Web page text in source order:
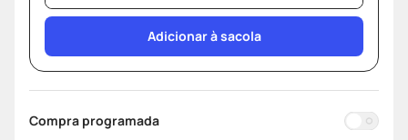
Adicionar à sacola
Compra programada